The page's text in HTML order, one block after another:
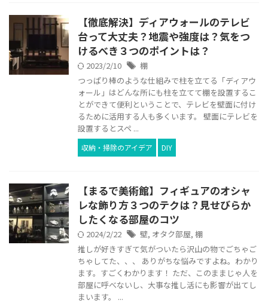
【徹底解決】ディアウォールのテレビ
台って大丈夫？地震や強度は？気をつ
けるべき３つのポイントは？
2023/2/10
棚
つっぱり棒のような仕組みで柱を立てる「ディアウ
ォール」はどんな所にも柱を立てて棚を設置するこ
とができて便利ということで、テレビを壁面に付け
るために活用する人も多くいます。 壁面にテレビを
設置するとスペ ...
収納・掃除のアイデア DIY
【まるで美術館】フィギュアのオシャ
レな飾り方３つのテクは？見せびらか
したくなる部屋のコツ
2024/2/22 壁, オタク部屋, 棚
推しが好きすぎて気がついたら沢山の物でごちゃご
ちゃしてた、、、 ありがちな悩みですよね。わかり
ます。すごくわかります！ ただ、このままじゃ人を
部屋に呼べないし、大事な推し活にも影響が出てし
まいます。 ...